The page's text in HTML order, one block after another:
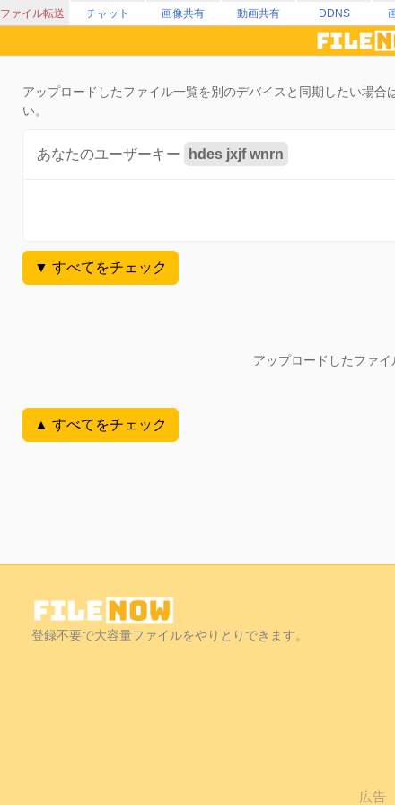
ファイル転送 チャット 画像共有 動画共有 DDNS
アップロードしたファイル一覧を別のデバイスと同期したい場
い。
あなたのユーザーキー hdes jxjf wnrn
▼ すべてをチェック
アップロードしたファイ
▲ すべてをチェック
登録不要で大容量ファイルをやりとりできます。
広告